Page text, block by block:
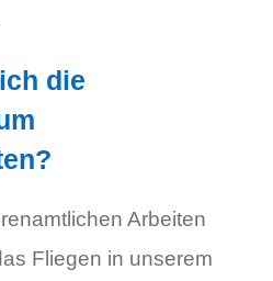
die
Arbeiten
Fliegen in unserem